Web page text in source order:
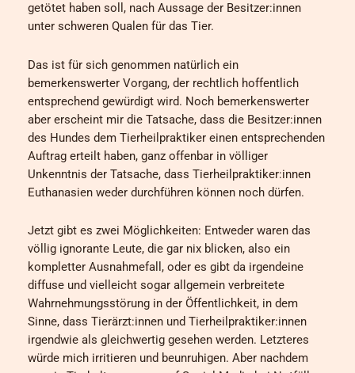
getötet haben soll, nach Aussage der Besitzer:innen
unter schweren Qualen für das Tier.
Das ist für sich genommen natürlich ein
bemerkenswerter Vorgang, der rechtlich hoffentlich
entsprechend gewürdigt wird. Noch bemerkenswerter
aber erscheint mir die Tatsache, dass die Besitzer:innen
des Hundes dem Tierheilpraktiker einen entsprechenden
Auftrag erteilt haben, ganz offenbar in völliger
Unkenntnis der Tatsache, dass Tierheilpraktiker:innen
Euthanasien weder durchführen können noch dürfen.
Jetzt gibt es zwei Möglichkeiten: Entweder waren das
völlig ignorante Leute, die gar nix blicken, also ein
kompletter Ausnahmefall, oder es gibt da irgendeine
diffuse und vielleicht sogar allgemein verbreitete
Wahrnehmungsstörung in der Öffentlichkeit, in dem
Sinne, dass Tierärzt:innen und Tierheilpraktiker:innen
irgendwie als gleichwertig gesehen werden. Letzteres
würde mich irritieren und beunruhigen. Aber nachdem